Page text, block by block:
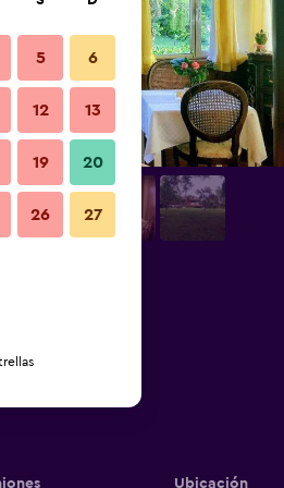
Ubicación
5 6
12 13
19 20
26 27